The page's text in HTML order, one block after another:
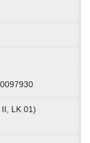
LK 01)